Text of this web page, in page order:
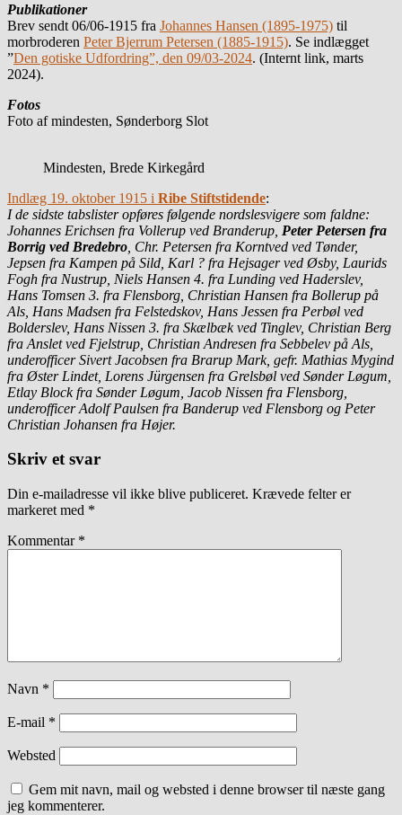
Publikationer
Brev sendt 06/06-1915 fra Johannes Hansen (1895-1975) til
morbroderen Peter Bjerrum Petersen (1885-1915). Se indlægget
”Den gotiske Udfordring”, den 09/03-2024. (Internt link, marts
2024).
Fotos
Foto af mindesten, Sønderborg Slot
Mindesten, Brede Kirkegård
Indlæg 19. oktober 1915 i Ribe Stiftstidende:
I de sidste tabslister opføres følgende nordslesvigere som faldne:
Johannes Erichsen fra Vollerup ved Branderup, Peter Petersen fra
Borrig ved Bredebro , Chr. Petersen fra Korntved ved Tønder,
Jepsen fra Kampen på Sild, Karl ? fra Hejsager ved Øsby, Laurids
Fogh fra Nustrup, Niels Hansen 4. fra Lunding ved Haderslev,
Hans Tomsen 3. fra Flensborg, Christian Hansen fra Bollerup på
Als, Hans Madsen fra Felstedskov, Hans Jessen fra Perbøl ved
Bolderslev, Hans Nissen 3. fra Skælbæk ved Tinglev, Christian Berg
fra Anslet ved Fjelstrup, Christian Andresen fra Sebbelev på Als,
underofficer Sivert Jacobsen fra Brarup Mark, gefr. Mathias Mygind
fra Øster Lindet, Lorens Jürgensen fra Grelsbøl ved Sønder Løgum,
Etlay Block fra Sønder Løgum, Jacob Nissen fra Flensborg,
underofficer Adolf Paulsen fra Banderup ved Flensborg og Peter
Christian Johansen fra Højer.
Skriv et svar
Din e-mailadresse vil ikke blive publiceret. Krævede felter er
markeret med *
Kommentar *
Navn *
E-mail *
Websted
Gem mit navn, mail og websted i denne browser til næste gang
jeg kommenterer.